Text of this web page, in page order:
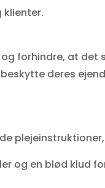
klienter.
forhindre, at det
deres
og en blød klud